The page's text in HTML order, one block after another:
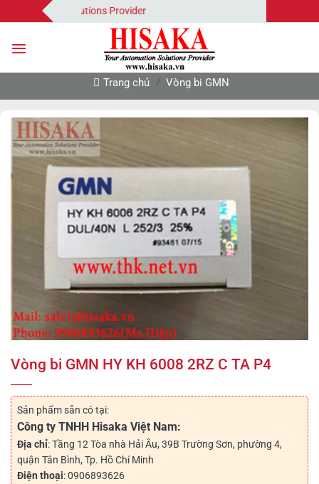
qua
nội
Solutions Provider
Trang chủ / Vòng bi GMN
Vòng bi GMN HY KH 6008 2RZ C TA P4
Sản phẩm sẵn có tại:
Công ty TNHH Hisaka Việt Nam:
Địa chỉ: Tầng 12 Tòa nhà Hải Âu, 39B Trường Sơn, phường 4,
quận Tân Bình, Tp. Hồ Chí Minh
Điện thoại: 0906893626